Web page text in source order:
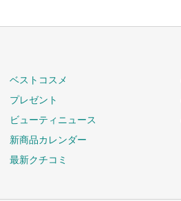
ベストコスメ
プレゼント
ビューティニュース
新商品カレンダー
最新クチコミ